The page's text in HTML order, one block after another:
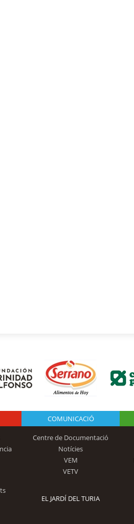
COMUNICACIÓ
Centre de Documentació
Notícies
VEM
VETV
EL JARDÍ DEL TURIA